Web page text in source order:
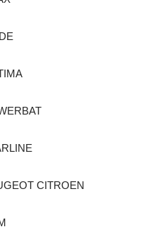
CITROEN